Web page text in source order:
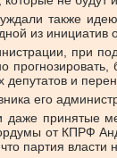
также
из инициатив
при
депутатов и
его
принятые
от КПРФ
партия власти